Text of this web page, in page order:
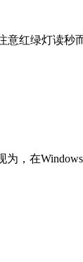
红绿灯读秒
，在